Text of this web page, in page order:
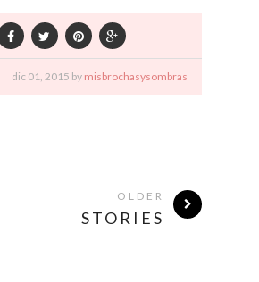
dic 01, 2015 by misbrochasysombras
OLDER
STORIES